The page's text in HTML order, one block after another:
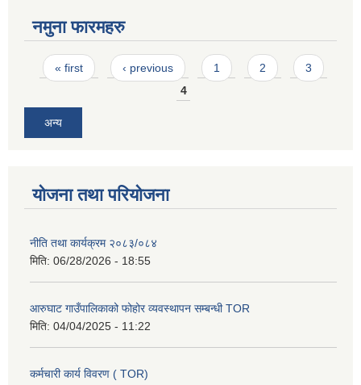
नमुना फारमहरु
Pages
« first ‹ previous 1 2
3
4
अन्य
योजना तथा परियोजना
नीति तथा कार्यक्रम २०८३/०८४
मिति: 06/28/2026 - 18:55
आरुघाट गाउँपालिकाको फोहोर व्यवस्थापन सम्बन्धी TOR
मिति: 04/04/2025 - 11:22
कर्मचारी कार्य विवरण ( TOR)